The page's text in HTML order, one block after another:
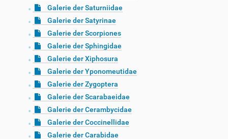
Galerie der Saturniidae
Galerie der Satyrinae
Galerie der Scorpiones
Galerie der Sphingidae
Galerie der Xiphosura
Galerie der Yponomeutidae
Galerie der Zygoptera
Galerie der Scarabaeidae
Galerie der Cerambycidae
Galerie der Coccinellidae
Galerie der Carabidae